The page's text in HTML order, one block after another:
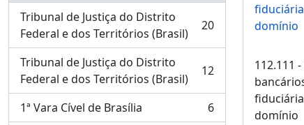
Tribunal de Justiça do Distrito
Federal e dos Territórios (Brasil)
, 20 resultados 20
Tribunal de Justiça do Distrito
Federal e dos Territórios (Brasil)
, 12 resultados 12
1ª Vara Cível de Brasília
, 6 resultados
6
domínio
112.111
domínio